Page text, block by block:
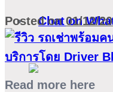
Posted on01/12/
Read more here